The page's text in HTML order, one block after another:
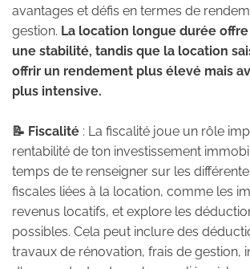
avantages et défis en termes de
gestion. La location longue durée
une stabilité, tandis que la location
offrir un rendement plus élevé mais
plus intensive.
📝 Fiscalité : La fiscalité joue un rôle
rentabilité de ton investissement
temps de te renseigner sur les
fiscales liées à la location, comme les
revenus locatifs, et explore les
possibles. Cela peut inclure des
travaux de rénovation, frais de gestion,